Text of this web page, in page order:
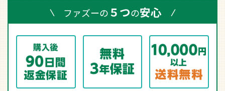
ファズーの５つの安心